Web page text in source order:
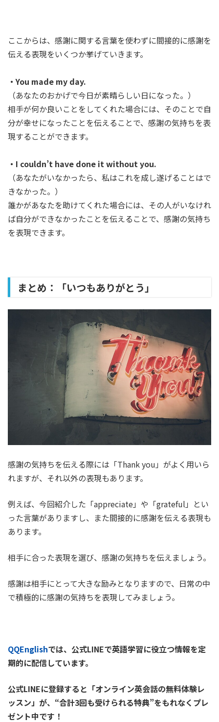
ここからは、感謝に関する言葉を使わずに間接的に感謝を
伝える表現をいくつか挙げていきます。
・You made my day.
（あなたのおかげで今日が素晴らしい日になった。）
相手が何か良いことをしてくれた場合には、そのことで自
分が幸せになったことを伝えることで、感謝の気持ちを表
現することができます。
・I couldn’t have done it without you.
（あなたがいなかったら、私はこれを成し遂げることはで
きなかった。）
誰かがあなたを助けてくれた場合には、その人がいなけれ
ば自分ができなかったことを伝えることで、感謝の気持ち
を表現できます。
まとめ：「いつもありがとう」
感謝の気持ちを伝える際には「Thank you」がよく用いら
れますが、それ以外の表現もあります。
例えば、今回紹介した「appreciate」や「grateful」とい
った言葉がありますし、また間接的に感謝を伝える表現も
あります。
相手に合った表現を選び、感謝の気持ちを伝えましょう。
感謝は相手にとって大きな励みとなりますので、日常の中
で積極的に感謝の気持ちを表現してみましょう。
QQEnglishでは、公式LINEで英語学習に役立つ情報を定
期的に配信しています。
公式LINEに登録すると「オンライン英会話の無料体験レ
ッスン」が、 “合計3回も受けられる特典”をもれなくプレ
ゼント中です！